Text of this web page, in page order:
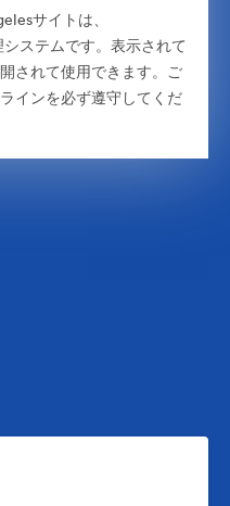
サイトは、
ステムです。表示されて
されて使用できます。ご
インを必ず遵守してくだ